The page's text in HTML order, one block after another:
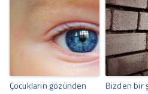
Çocukların gözünden Bizden bir